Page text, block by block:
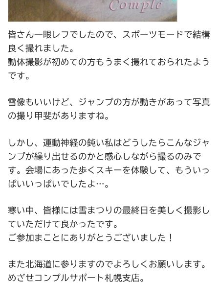
皆さん一眼レフでしたので、スポーツモードで結構
良く撮れました。
動体撮影が初めての方もうまく撮れておられたよう
です。
雪像もいいけど、ジャンプの方が動きがあって写真
の撮り甲斐がありますね。
しかし、運動神経の鈍い私はどうしたらこんなジャ
ンプが繰り出せるのかと感心しながら撮るのみで
す。会場にあった歩くスキーを体験して、もういっ
ぱいいっぱいでしたよ…。
寒い中、皆様には雪まつりの最終日を美しく撮影し
ていただけて良かったです。
ご参加まことにありがとうございました！
また北海道に参りますのでよろしくお願いします。
めざせコンプルサポート札幌支店。